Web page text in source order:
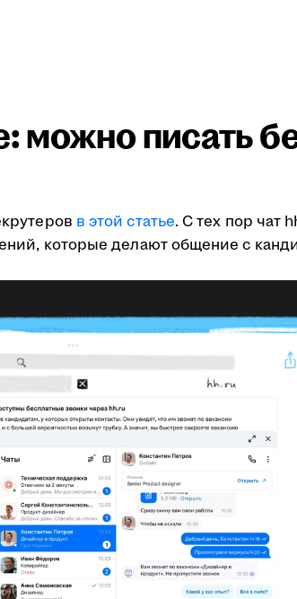
можно писать
в этой статье. С тех пор чат
которые делают общение с